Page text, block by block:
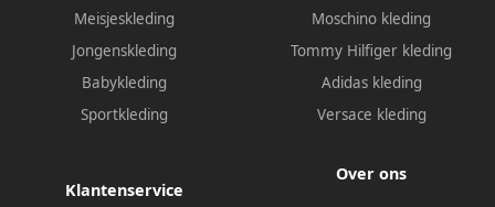
Meisjeskleding
Jongenskleding
Babykleding
Sportkleding
Moschino kleding
Tommy Hilfiger kleding
Adidas kleding
Versace kleding
Klantenservice
Over ons